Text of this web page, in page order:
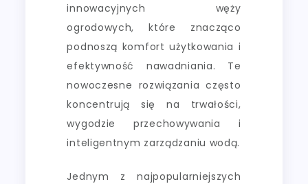
innowacyjnych węży
ogrodowych, które znacząco
podnoszą komfort użytkowania i
efektywność nawadniania. Te
nowoczesne rozwiązania często
koncentrują się na trwałości,
wygodzie przechowywania i
inteligentnym zarządzaniu wodą.
Jednym z najpopularniejszych